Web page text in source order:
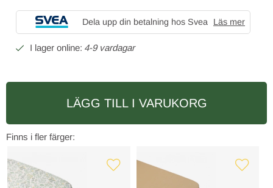
Dela upp din betalning hos Svea Läs mer
4-9 vardagar
LÄGG TILL I VARUKORG
Finns i fler färger: